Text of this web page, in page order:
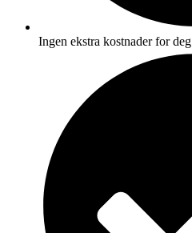
Ingen ekstra kostnader for deg